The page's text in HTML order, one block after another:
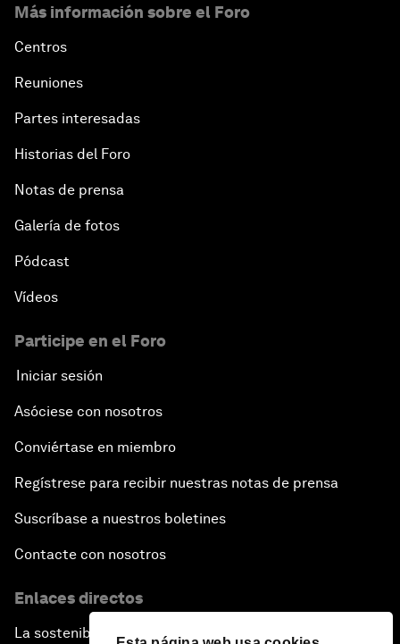
Más información sobre el Foro
Centros
Reuniones
Partes interesadas
Historias del Foro
Notas de prensa
Galería de fotos
Pódcast
Vídeos
Participe en el Foro
Iniciar sesión
Asóciese con nosotros
Conviértase en miembro
Regístrese para recibir nuestras notas de prensa
Suscríbase a nuestros boletines
Contacte con nosotros
Enlaces directos
La sostenibilidad en el Foro